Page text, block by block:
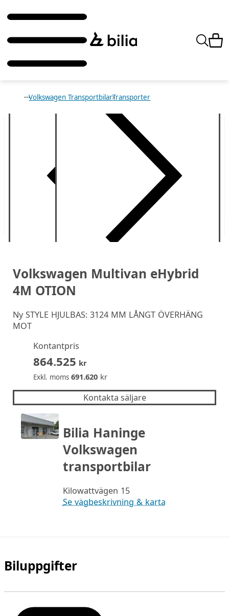
Volkswagen TransportbilarTransporter
Volkswagen Multivan eHybrid
4M OTION
NySTYLE HJULBAS: 3124 MM LÅNGT ÖVERHÄNG
MOT
Kontantpris
864.525 kr
Exkl. moms 691.620kr
Kontakta säljare
Bilia Haninge
Volkswagen
transportbilar
Kilowattvägen 15
Se vägbeskrivning & karta
Biluppgifter